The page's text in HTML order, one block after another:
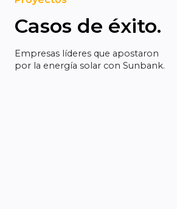
Casos de éxito.
Empresas líderes que apostaron
por la energía solar con Sunbank.